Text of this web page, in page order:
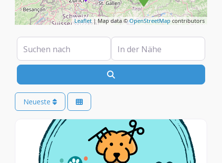
Leaflet| Map data ©OpenStreetMap contributors
Suchen nach In der Nähe
Neueste